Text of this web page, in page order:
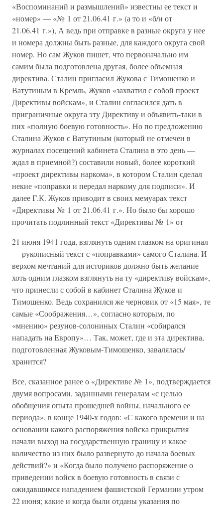
«Воспоминаний и размышлений» известны ее текст и
«номер» — «№ 1 от 21.06.41 г.» (а то и «б/н от
21.06.41 г.»), А ведь при отправке в разные округа у нее
и номера должны быть разные, для каждого округа свой
номер. Но сам Жуков пишет, что первоначально им
самим была подготовлена другая, более объемная
директива. Сталин пригласил Жукова с Тимошенко и
Ватутиным в Кремль, Жуков «захватил с собой проект
Директивы войскам», и Сталин согласился дать в
приграничные округа эту Директиву и объявить-таки в
них «полную боевую готовность». Но по предложению
Сталина Жуков с Ватутиным (который не отмечен в
журналах посещений кабинета Сталина в это день —
ждал в приемной?) составили новый, более короткий
«проект директивы наркома», в котором Сталин сделал
некие «поправки и передал наркому для подписи». И
далее Г.К. Жуков приводит в своих мемуарах текст
«Директивы № 1 от 21.06.41 г.». Но было бы хорошо
прочитать подлинный текст «Директивы № 1» от
21 июня 1941 года, взглянуть одним глазком на оригинал
— рукописный текст с «поправками» самого Сталина. И
верхом мечтаний для историков должно быть желание
хоть одним глазком взглянуть на ту «директиву войскам»,
что принесли с собой в кабинет Сталина Жуков и
Тимошенко. Ведь сохранился же черновик от «15 мая», те
самые «Соображения…», согласно которым, по
«мнению» резунов-солониных Сталин «собирался
нападать на Европу»… Так, может, где и эта директива,
подготовленная Жуковым-Тимошенко, завалялась/
хранится?
Все, сказанное ранее о «Директиве № 1», подтверждается
двумя вопросами, заданными генералам «с целью
обобщения опыта прошедшей войны, начального ее
периода», в конце 1940-х годов: «С какого времени и на
основании какого распоряжения войска прикрытия
начали выход на государственную границу и какое
количество из них было развернуто до начала боевых
действий?» и «Когда было получено распоряжение о
приведении войск в боевую готовность в связи с
ожидавшимся нападением фашистской Германии утром
22 июня; какие и когда были отданы указания по